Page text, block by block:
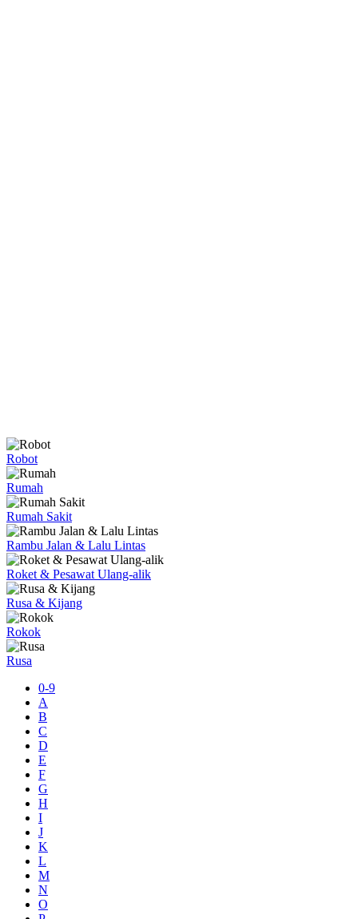
Robot
Rumah
Rumah Sakit
Rambu Jalan & Lalu Lintas
Roket & Pesawat Ulang-alik
Rusa & Kijang
Rokok
Rusa
0-9
A
B
C
D
E
F
G
H
I
J
K
L
M
N
O